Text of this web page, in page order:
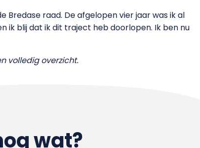
Bredase raad. De afgelopen vier jaar was ik al
ik blij dat ik dit traject heb doorlopen. Ik ben nu
volledig overzicht.
wat?